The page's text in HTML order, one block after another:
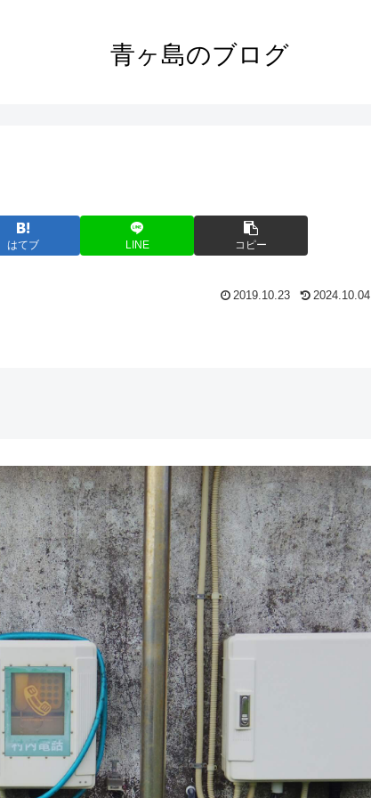
青ヶ島のブログ
はてブ LINE コピー
2019.10.23 2024.10.04